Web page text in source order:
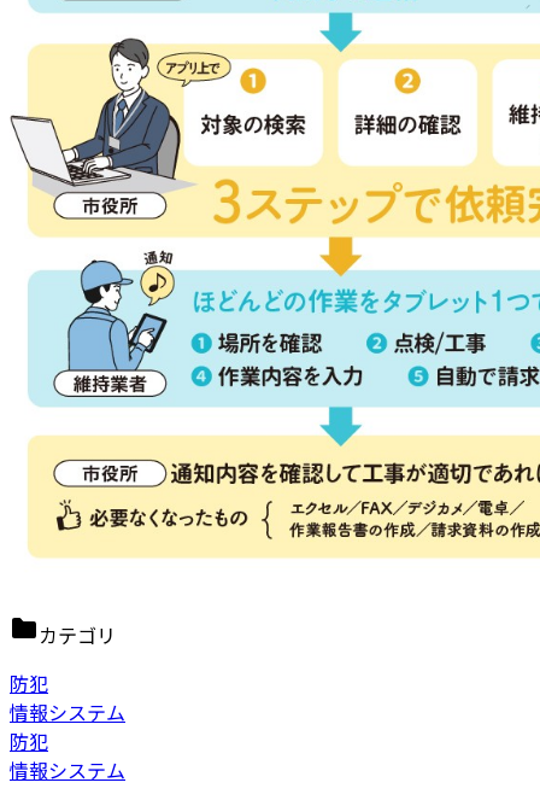
カテゴリ
防犯
情報システム
防犯
情報システム